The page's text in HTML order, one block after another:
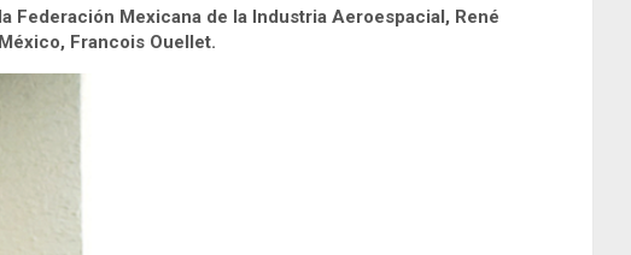
Federación Mexicana de la Industria Aeroespacial, René
Francois Ouellet.